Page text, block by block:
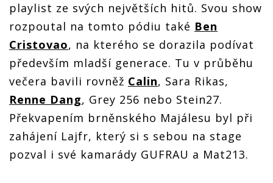
playlist ze svých největších hitů. Svou show
rozpoutal na tomto pódiu také Ben
Cristovao, na kterého se dorazila podívat
především mladší generace. Tu v průběhu
večera bavili rovněž Calin, Sara Rikas,
Renne Dang, Grey 256 nebo Stein27.
Překvapením brněnského Majálesu byl při
zahájení Lajfr, který si s sebou na stage
pozval i své kamarády GUFRAU a Mat213.